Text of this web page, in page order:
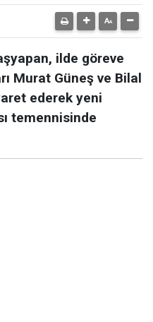
ilde göreve
Murat Güneş ve Bilal
ederek yeni
temennisinde